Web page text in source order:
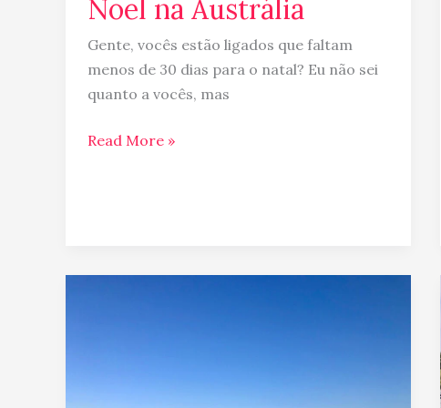
Noel na Austrália
Gente, vocês estão ligados que faltam
menos de 30 dias para o natal? Eu não sei
quanto a vocês, mas
Read More »